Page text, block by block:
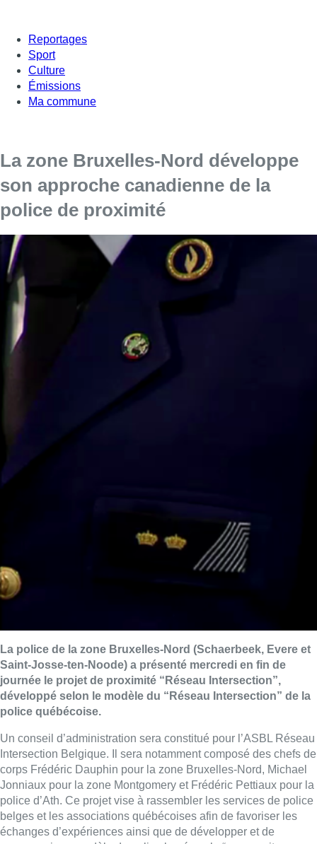
Reportages
Sport
Culture
Émissions
Ma commune
La zone Bruxelles-Nord développe
son approche canadienne de la
police de proximité
La police de la zone Bruxelles-Nord (Schaerbeek, Evere et
Saint-Josse-ten-Noode) a présenté mercredi en fin de
journée le projet de proximité “Réseau Intersection”,
développé selon le modèle du “Réseau Intersection” de la
police québécoise.
Un conseil d’administration sera constitué pour l’ASBL Réseau
Intersection Belgique. Il sera notamment composé des chefs de
corps Frédéric Dauphin pour la zone Bruxelles-Nord, Michael
Jonniaux pour la zone Montgomery et Frédéric Pettiaux pour la
police d’Ath. Ce projet vise à rassembler les services de police
belges et les associations québécoises afin de favoriser les
échanges d’expériences ainsi que de développer et de